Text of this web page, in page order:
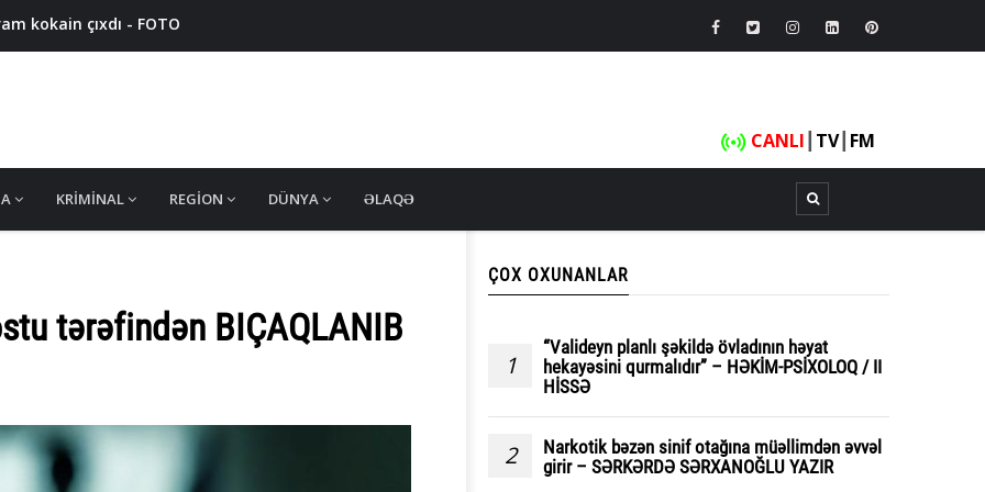
kokain çıxdı - FOTO
57 nəfər saxlanıldı, 11 ton həşiş müsadirə olundu
alverçiləri ələ keçdi - VİDEO
- FOTO
CANLI TV┃ FM
KRIMINAL REGION DÜNYA ƏLAQƏ
tərəfindən BIÇAQLANIB
ÇOX OXUNANLAR
1
“Valideyn planlı şəkildə övladının həyat
hekayəsini qurmalıdır” – HƏKİM-PSİXOLOQ / II
HİSSƏ
2
Narkotik bəzən sinif otağına müəllimdən əvvəl
girir – SƏRKƏRDƏ SƏRXANOĞLU YAZIR